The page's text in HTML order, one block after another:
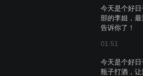
今天是个好
部的李姐，
告诉你了！
01:51
今天是个好
瓶子打酒，让